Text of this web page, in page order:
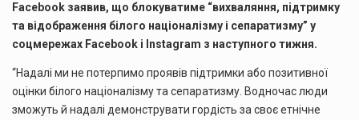
Facebook заявив, що блокуватиме “вихваляння, підтримку
та відображення білого націоналізму і сепаратизму” у
соцмережах Facebook і Instagram з наступного тижня.
“Надалі ми не потерпимо проявів підтримки або позитивної
оцінки білого націоналізму та сепаратизму. Водночас люди
зможуть й надалі демонструвати гордість за своє етнічне